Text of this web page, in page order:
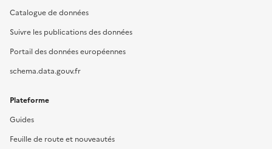
Catalogue de données
Suivre les publications des données
Portail des données européennes
schema.data.gouv.fr
Plateforme
Guides
Feuille de route et nouveautés